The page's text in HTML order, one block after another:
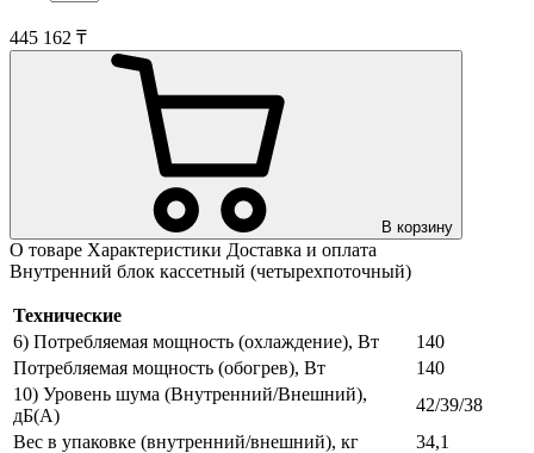
445 162 ₸
В корзину
О товаре Характеристики Доставка и оплата
Внутренний блок кассетный (четырехпоточный)
Технические
6) Потребляемая мощность (охлаждение), Вт
140
Потребляемая мощность (обогрев), Вт
140
10) Уровень шума (Внутренний/Внешний),
дБ(А)
42/39/38
Вес в упаковке (внутренний/внешний), кг
34,1